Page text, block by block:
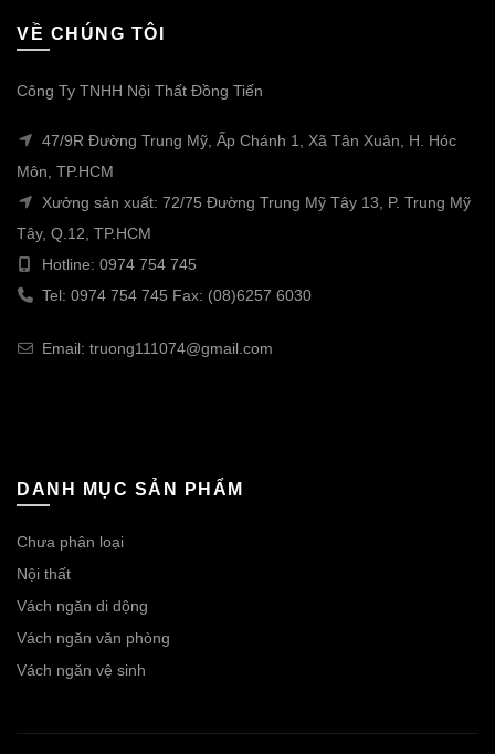
VỀ CHÚNG TÔI
Công Ty TNHH Nội Thất Đồng Tiến
47/9R Đường Trung Mỹ, Ấp Chánh 1, Xã Tân Xuân, H. Hóc
Môn, TP.HCM
Xưởng sản xuất: 72/75 Đường Trung Mỹ Tây 13, P. Trung Mỹ
Tây, Q.12, TP.HCM
Hotline: 0974 754 745
Tel: 0974 754 745 Fax: (08)6257 6030
Email: truong111074@gmail.com
DANH MỤC SẢN PHẨM
Chưa phân loại
Nội thất
Vách ngăn di dộng
Vách ngăn văn phòng
Vách ngăn vệ sinh